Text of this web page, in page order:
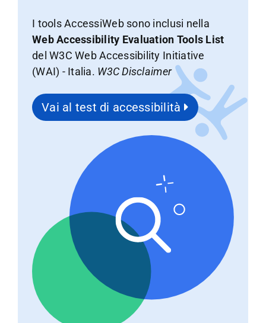
I tools AccessiWeb sono inclusi nella
Web Accessibility Evaluation Tools List
del W3C Web Accessibility Initiative
(WAI) - Italia. W3C Disclaimer
Vai al test di accessibilità